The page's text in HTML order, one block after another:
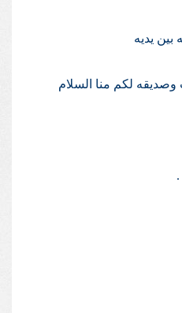
يديه
لكم منا السلام